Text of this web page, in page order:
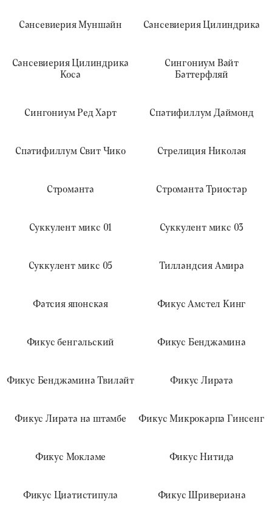
Сансевиерия Муншайн Сансевиерия Цилиндрика
Сансевиерия Цилиндрика
Коса
Сингониум Вайт
Баттерфляй
Сингониум Ред Харт Спатифиллум Даймонд
Спатифиллум Свит Чико Стрелиция Николая
Строманта Строманта Триостар
Суккулент микс 01 Суккулент микс 03
Суккулент микс 05 Тилландсия Амира
Фатсия японская Фикус Амстел Кинг
Фикус бенгальский Фикус Бенджамина
Фикус Бенджамина Твилайт Фикус Лирата
Фикус Лирата на штамбе Фикус Микрокарпа Гинсенг
Фикус Мокламе Фикус Нитида
Фикус Циатистипула Фикус Шривериана